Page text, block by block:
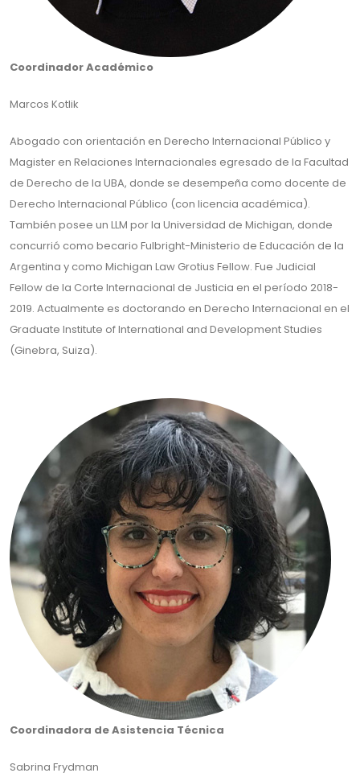
Coordinador Académico
Marcos Kotlik
Abogado con orientación en Derecho Internacional Público y
Magister en Relaciones Internacionales egresado de la Facultad
de Derecho de la UBA, donde se desempeña como docente de
Derecho Internacional Público (con licencia académica).
También posee un LLM por la Universidad de Michigan, donde
concurrió como becario Fulbright-Ministerio de Educación de la
Argentina y como Michigan Law Grotius Fellow. Fue Judicial
Fellow de la Corte Internacional de Justicia en el período 2018-
2019. Actualmente es doctorando en Derecho Internacional en el
Graduate Institute of International and Development Studies
(Ginebra, Suiza).
Coordinadora de Asistencia Técnica
Sabrina Frydman